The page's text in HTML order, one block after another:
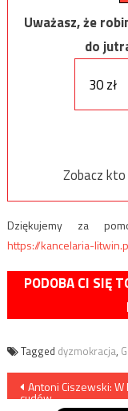
Uważasz, że
do
30 zł
Zobacz
Dziękujemy za
https://kancelaria-
PODOBA CI SIĘ
Tagged dyzmokracja,
Nawigacja
Antoni Ciszewski: W
cudów